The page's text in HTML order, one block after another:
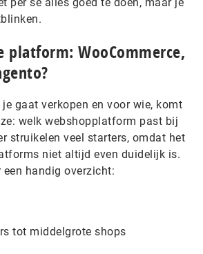
platform: WooCommerce,
gaat verkopen en voor wie, komt
welk webshopplatform past bij
struikelen veel starters, omdat het
niet altijd even duidelijk is.
handig overzicht:
tot middelgrote shops